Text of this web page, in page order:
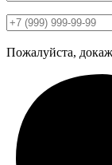
Пожалуйста,